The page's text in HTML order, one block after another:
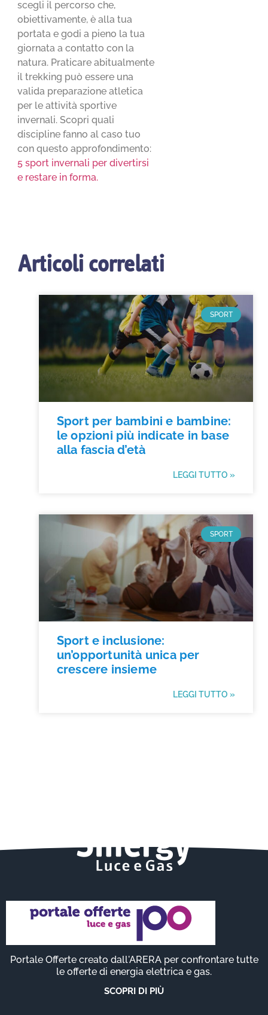
scegli il percorso che,
obiettivamente, è alla tua
portata e godi a pieno la tua
giornata a contatto con la
natura. Praticare abitualmente
il trekking può essere una
valida preparazione atletica
per le attività sportive
invernali. Scopri quali
discipline fanno al caso tuo
con questo approfondimento:
5 sport invernali per divertirsi
e restare in forma.
Articoli correlati
SPORT
Sport per bambini e bambine:
le opzioni più indicate in base
alla fascia d’età
LEGGI TUTTO »
SPORT
Sport e inclusione:
un’opportunità unica per
crescere insieme
LEGGI TUTTO »
Portale Offerte creato dall'ARERA per confrontare tutte
le offerte di energia elettrica e gas.
SCOPRI DI PIÙ